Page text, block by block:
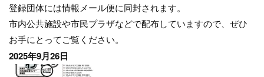
登録団体には情報メール便に同封されます。
市内公共施設や市民プラザなどで配布していますので、ぜひ
お手にとってご覧ください。
2025年9月26日